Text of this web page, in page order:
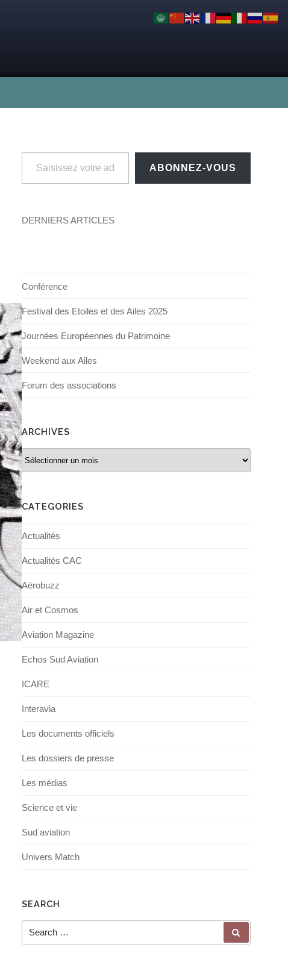
Saisissez votre adresse e-mail…
ABONNEZ-VOUS
DERNIERS ARTICLES
Conférence
Festival des Etoiles et des Ailes 2025
Journées Européennes du Patrimoine
Weekend aux Ailes
Forum des associations
ARCHIVES
Archives
CATEGORIES
Actualités
Actualités CAC
Aérobuzz
Air et Cosmos
Aviation Magazine
Echos Sud Aviation
ICARE
Interavia
Les documents officiels
Les dossiers de presse
Les médias
Science et vie
Sud aviation
Univers Match
SEARCH
Search for: